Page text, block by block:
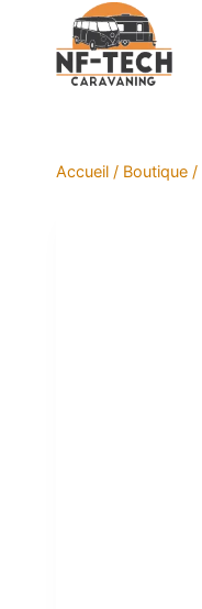
contenu
Accueil / Boutique /